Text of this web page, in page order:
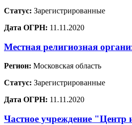
Статус: Зарегистрированные
Дата ОГРН: 11.11.2020
Местная религиозная
Регион: Московская область
Статус: Зарегистрированные
Дата ОГРН: 11.11.2020
Частное учреждение "Центр